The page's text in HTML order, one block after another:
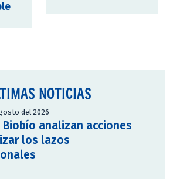
NOTICIAS
del 2026
Biobío analizan acciones
los lazos